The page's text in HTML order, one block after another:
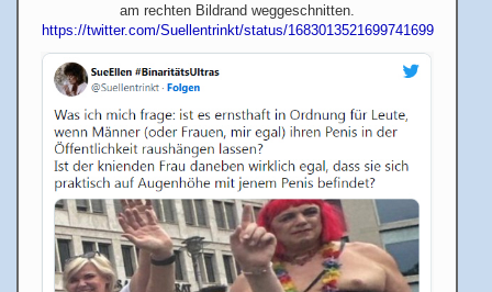
am rechten Bildrand weggeschnitten.
https://twitter.com/Suellentrinkt/status/1683013521699741699